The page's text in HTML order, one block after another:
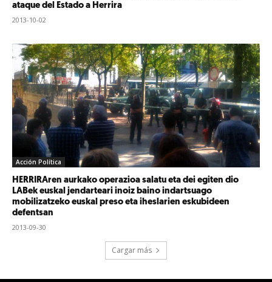
ataque del Estado a Herrira
2013-10-02
Acción Política
HERRIRAren aurkako operazioa salatu eta dei egiten dio
LABek euskal jendarteari inoiz baino indartsuago
mobilizatzeko euskal preso eta iheslarien eskubideen
defentsan
2013-09-30
Cargar más